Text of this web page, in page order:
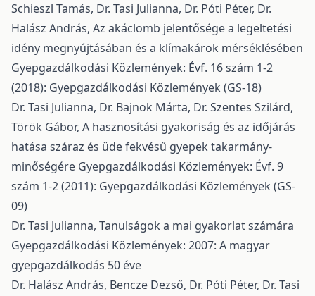
Schieszl Tamás, Dr. Tasi Julianna, Dr. Póti Péter, Dr.
Halász András, Az akáclomb jelentősége a legeltetési
idény megnyújtásában és a klímakárok mérséklésében
Gyepgazdálkodási Közlemények: Évf. 16 szám 1-2
(2018): Gyepgazdálkodási Közlemények (GS-18)
Dr. Tasi Julianna, Dr. Bajnok Márta, Dr. Szentes Szilárd,
Török Gábor, A hasznosítási gyakoriság és az időjárás
hatása száraz és üde fekvésű gyepek takarmány-
minőségére Gyepgazdálkodási Közlemények: Évf. 9
szám 1-2 (2011): Gyepgazdálkodási Közlemények (GS-
09)
Dr. Tasi Julianna, Tanulságok a mai gyakorlat számára
Gyepgazdálkodási Közlemények: 2007: A magyar
gyepgazdálkodás 50 éve
Dr. Halász András, Bencze Dezső, Dr. Póti Péter, Dr. Tasi